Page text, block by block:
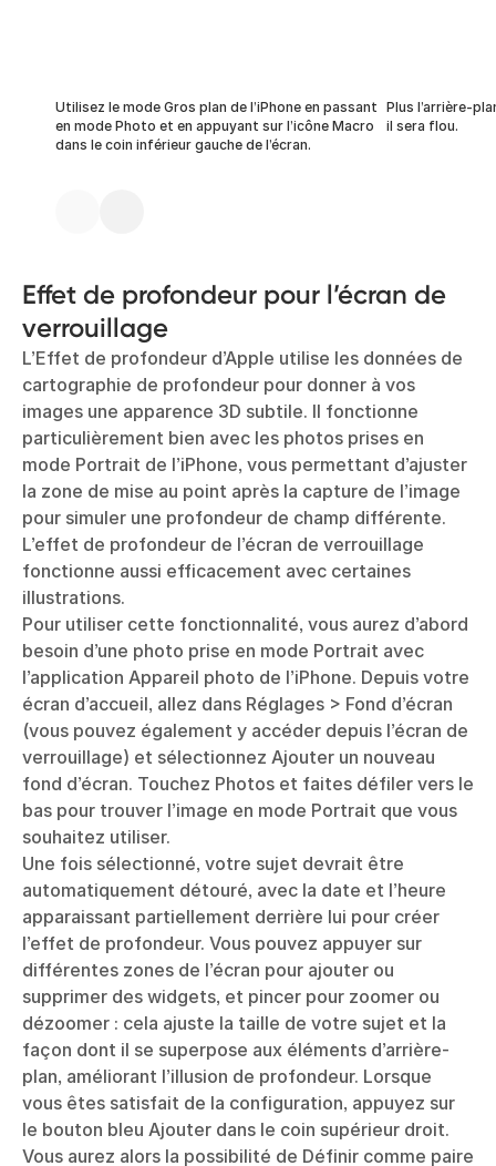
Utilisez le mode Gros plan de l’iPhone en passant
en mode Photo et en appuyant sur l’icône Macro
dans le coin inférieur gauche de l’écran.
Plus l’arrière-
il sera flou.
Effet de profondeur pour l’écran de
verrouillage
L’Effet de profondeur d’Apple utilise les données de
cartographie de profondeur pour donner à vos
images une apparence 3D subtile. Il fonctionne
particulièrement bien avec les photos prises en
mode Portrait de l’iPhone, vous permettant d’ajuster
la zone de mise au point après la capture de l’image
pour simuler une profondeur de champ différente.
L’effet de profondeur de l’écran de verrouillage
fonctionne aussi efficacement avec certaines
illustrations.
Pour utiliser cette fonctionnalité, vous aurez d’abord
besoin d’une photo prise en mode Portrait avec
l’application Appareil photo de l’iPhone. Depuis votre
écran d’accueil, allez dans Réglages > Fond d’écran
(vous pouvez également y accéder depuis l’écran de
verrouillage) et sélectionnez Ajouter un nouveau
fond d’écran. Touchez Photos et faites défiler vers le
bas pour trouver l’image en mode Portrait que vous
souhaitez utiliser.
Une fois sélectionné, votre sujet devrait être
automatiquement détouré, avec la date et l’heure
apparaissant partiellement derrière lui pour créer
l’effet de profondeur. Vous pouvez appuyer sur
différentes zones de l’écran pour ajouter ou
supprimer des widgets, et pincer pour zoomer ou
dézoomer : cela ajuste la taille de votre sujet et la
façon dont il se superpose aux éléments d’arrière-
plan, améliorant l’illusion de profondeur. Lorsque
vous êtes satisfait de la configuration, appuyez sur
le bouton bleu Ajouter dans le coin supérieur droit.
Vous aurez alors la possibilité de Définir comme paire